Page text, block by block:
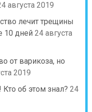
августа 2019
лечит трещины
10 дней 24 августа
от варикоза, но
2019
об этом знал? 24